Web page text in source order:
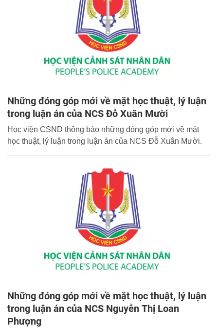
Những đóng góp mới về mặt học thuật, lý luận
trong luận án của NCS Đỗ Xuân Mười
Học viện CSND thông báo những đóng góp mới về mặt
học thuật, lý luận trong luận án của NCS Đỗ Xuân Mười.
Những đóng góp mới về mặt học thuật, lý luận
trong luận án của NCS Nguyễn Thị Loan
Phượng